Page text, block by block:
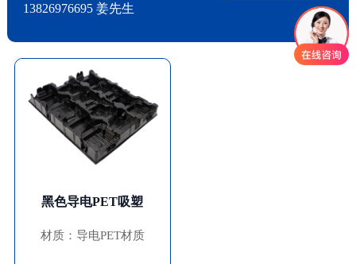
13826976695 姜先生
黑色导电PET吸塑
材质：导电PET材质